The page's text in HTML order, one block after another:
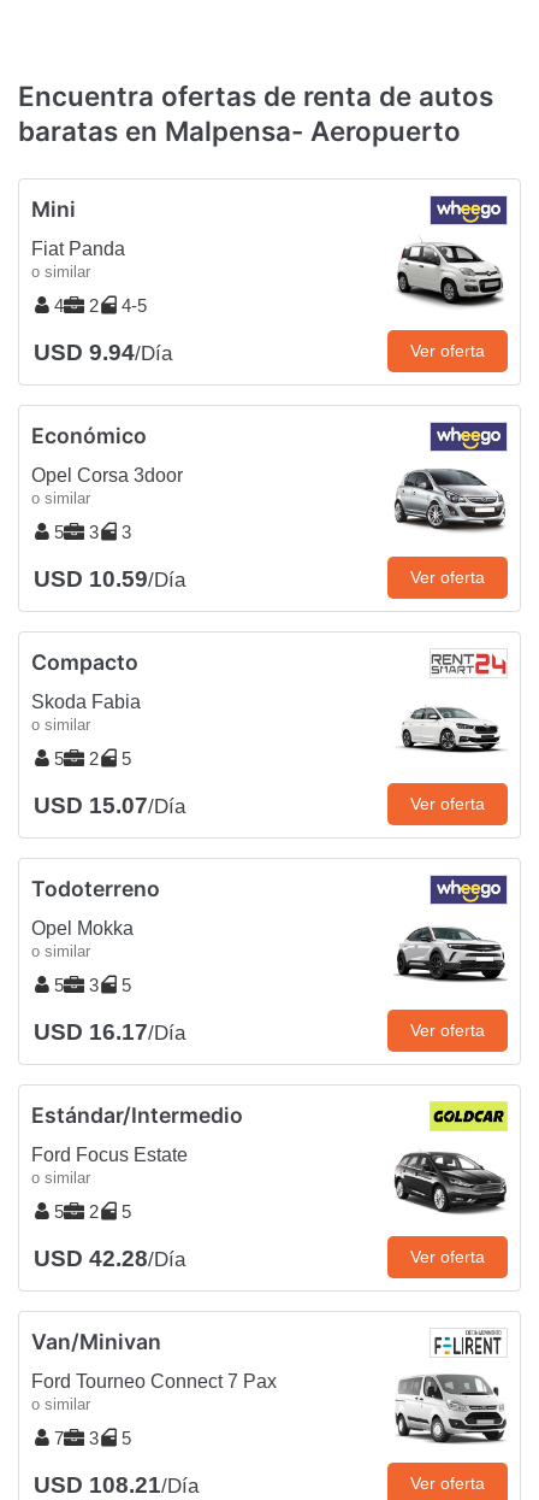
Encuentra ofertas de renta de autos
baratas en Malpensa- Aeropuerto
Mini
Fiat Panda
o similar
4 2 4-5
USD 9.94/Día Ver oferta
Económico
Opel Corsa 3door
o similar
5 3 3
USD 10.59/Día Ver oferta
Compacto
Skoda Fabia
o similar
5 2 5
USD 15.07/Día Ver oferta
Todoterreno
Opel Mokka
o similar
5 3 5
USD 16.17/Día Ver oferta
Estándar/Intermedio
Ford Focus Estate
o similar
5 2 5
USD 42.28/Día Ver oferta
Van/Minivan
Ford Tourneo Connect 7 Pax
o similar
7 3 5
USD 108.21/Día Ver oferta